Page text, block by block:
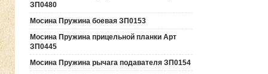
ЗП0480
Мосина Пружина боевая ЗП0153
Мосина Пружина прицельной планки Арт
ЗП0445
Мосина Пружина рычага подавателя ЗП0154